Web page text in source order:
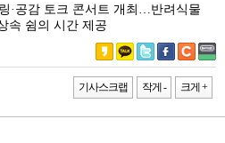
·공감 토크 콘서트 개최…반려식물
속 쉼의 시간 제공
기사스크랩 작게 - 크게 +